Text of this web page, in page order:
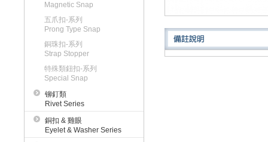
Magnetic Snap
五爪扣-系列
Prong Type Snap
銅珠扣-系列
Strap Stopper
特殊類鈕扣-系列
Special Snap
铆釘類
Rivet Series
銅扣 & 雞眼
Eyelet & Washer Series